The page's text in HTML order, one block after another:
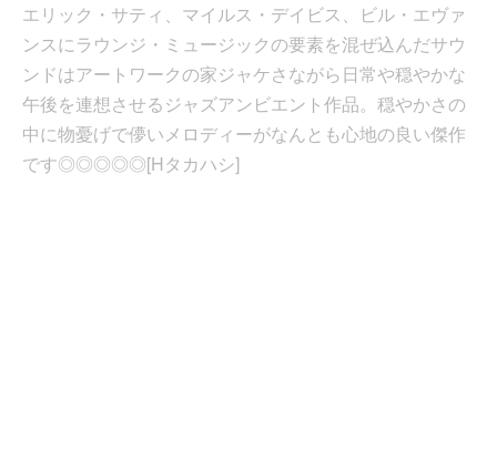
エリック・サティ、マイルス・デイビス、ビル・エヴァ
ンスにラウンジ・ミュージックの要素を混ぜ込んだサウ
ンドはアートワークの家ジャケさながら日常や穏やかな
午後を連想させるジャズアンビエント作品。穏やかさの
中に物憂げで儚いメロディーがなんとも心地の良い傑作
です◎◎◎◎◎[Hタカハシ]